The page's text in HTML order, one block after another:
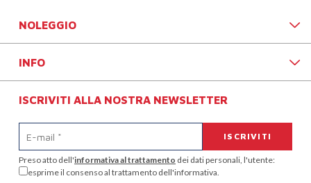
NOLEGGIO
INFO
ISCRIVITI ALLA NOSTRA NEWSLETTER
Preso atto dell'informativa al trattamento dei dati personali, l'utente:
esprime il consenso al trattamento dell'informativa.